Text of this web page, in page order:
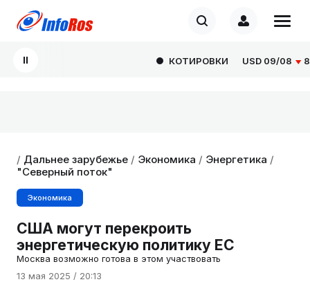
КОТИРОВКИ USD 09/08
/ Дальнее зарубежье / Экономика / Энергетика /
"Северный поток"
Экономика
США могут перекроить
энергетическую политику ЕС
Москва возможно готова в этом участвовать
13 мая 2025 / 20:13